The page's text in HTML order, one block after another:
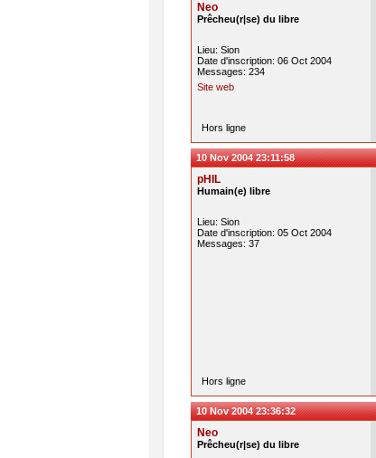
Neo
Prêcheu(r|se) du libre
Lieu: Sion
Date d'inscription: 06 Oct 2004
Messages: 234
Site web
Hors ligne
10 Nov 2004 23:11:58
pHIL
Humain(e) libre
Lieu: Sion
Date d'inscription: 05 Oct 2004
Messages: 37
Hors ligne
10 Nov 2004 23:36:32
Neo
Prêcheu(r|se) du libre